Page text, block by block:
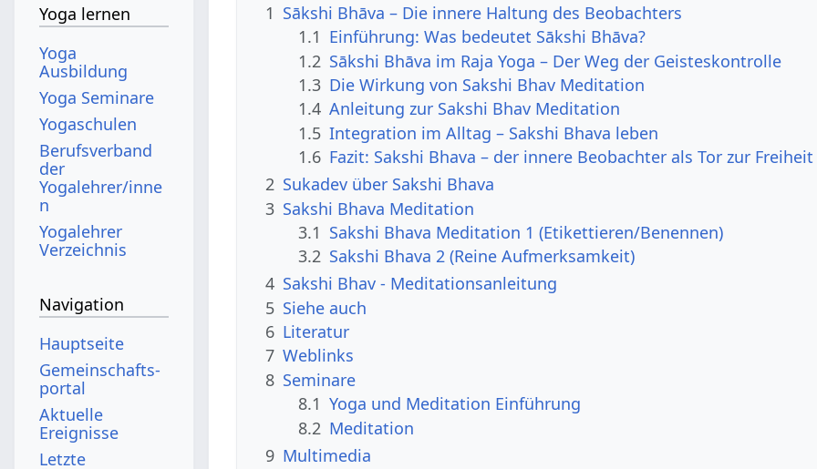
1 Sākshi Bhāva – Die innere Haltung des Beobachters
1.1 Einführung: Was bedeutet Sākshi Bhāva?
1.2 Sākshi Bhāva im Raja Yoga – Der Weg der Geisteskontrolle
1.3 Die Wirkung von Sakshi Bhav Meditation
1.4 Anleitung zur Sakshi Bhav Meditation
1.5 Integration im Alltag – Sakshi Bhava leben
1.6 Fazit: Sakshi Bhava – der innere Beobachter als Tor zur Freiheit
2 Sukadev über Sakshi Bhava
3 Sakshi Bhava Meditation
3.1 Sakshi Bhava Meditation 1 (Etikettieren/Benennen)
3.2 Sakshi Bhava 2 (Reine Aufmerksamkeit)
4 Sakshi Bhav - Meditationsanleitung
5 Siehe auch
6 Literatur
7 Weblinks
8 Seminare
8.1 Yoga und Meditation Einführung
8.2 Meditation
9 Multimedia
Yoga lernen
Yoga
Ausbildung
Yoga Seminare
Yogaschulen
Berufsverband
der
Yogalehrer/inne
n
Yogalehrer
Verzeichnis
Navigation
Hauptseite
Gemeinschafts­
portal
Aktuelle
Ereignisse
Letzte